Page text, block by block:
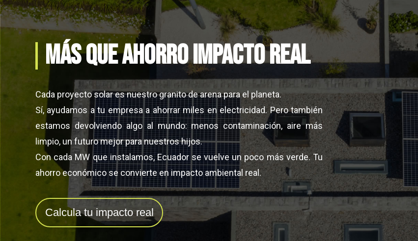
Más que ahorro Impacto real
Cada proyecto solar es nuestro granito de arena para el planeta.
Sí, ayudamos a tu empresa a ahorrar miles en electricidad. Pero también
estamos devolviendo algo al mundo: menos contaminación, aire más
limpio, un futuro mejor para nuestros hijos.
Con cada MW que instalamos, Ecuador se vuelve un poco más verde. Tu
ahorro económico se convierte en impacto ambiental real.
Calcula tu impacto real